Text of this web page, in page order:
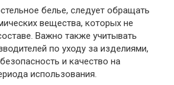
белье, следует обращать
вещества, которых не
Важно также учитывать
по уходу за изделиями,
и качество на
использования.